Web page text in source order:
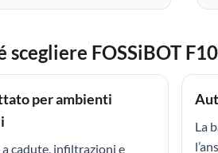
scegliere FOSSiBOT
per ambienti
a cadute, infiltrazioni e
La